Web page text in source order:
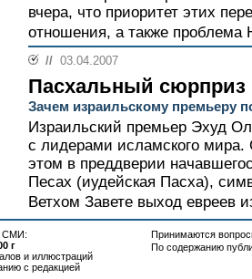
вчера, что приоритет этих
отношения, а также проблема
// 03.04.2007
Пасхальный сюрприз
Зачем израильскому премьеру
Израильский премьер Эхуд
с лидерами исламского
этом в преддверии
Песах (иудейская Пасха),
Ветхом Завете выход евреев
СМИ:
г
и иллюстраций
с редакцией
Принимаются
По содержанию